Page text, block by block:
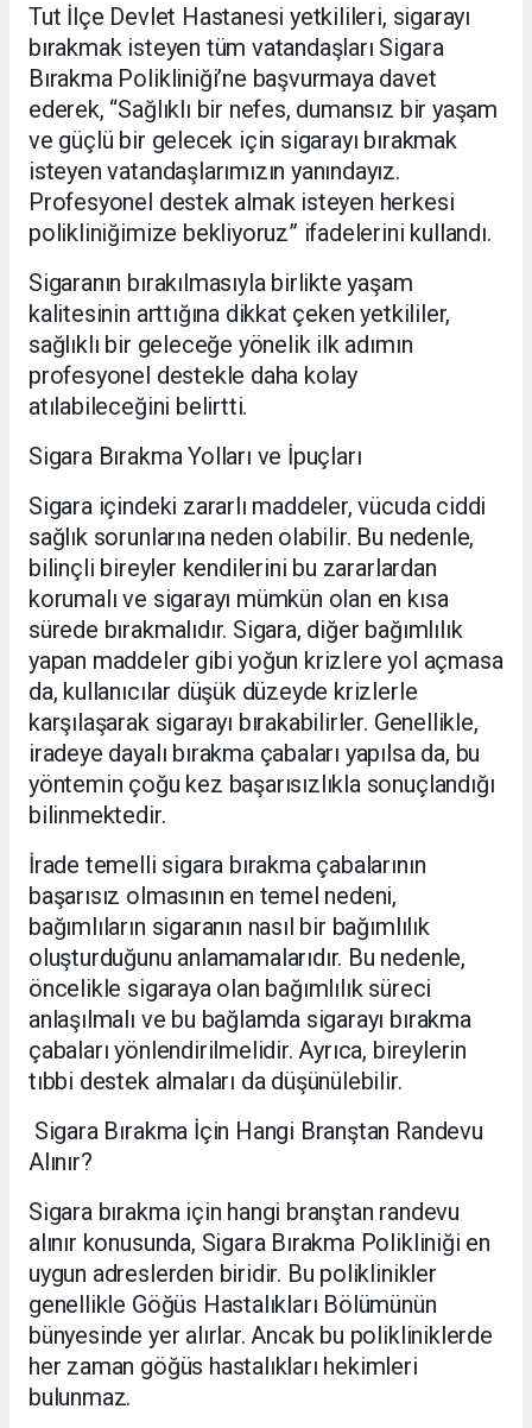
Tut İlçe Devlet Hastanesi yetkilileri, sigarayı
bırakmak isteyen tüm vatandaşları Sigara
Bırakma Polikliniği’ne başvurmaya davet
ederek, “Sağlıklı bir nefes, dumansız bir yaşam
ve güçlü bir gelecek için sigarayı bırakmak
isteyen vatandaşlarımızın yanındayız.
Profesyonel destek almak isteyen herkesi
polikliniğimize bekliyoruz” ifadelerini kullandı.
Sigaranın bırakılmasıyla birlikte yaşam
kalitesinin arttığına dikkat çeken yetkililer,
sağlıklı bir geleceğe yönelik ilk adımın
profesyonel destekle daha kolay
atılabileceğini belirtti.
Sigara Bırakma Yolları ve İpuçları
Sigara içindeki zararlı maddeler, vücuda ciddi
sağlık sorunlarına neden olabilir. Bu nedenle,
bilinçli bireyler kendilerini bu zararlardan
korumalı ve sigarayı mümkün olan en kısa
sürede bırakmalıdır. Sigara, diğer bağımlılık
yapan maddeler gibi yoğun krizlere yol açmasa
da, kullanıcılar düşük düzeyde krizlerle
karşılaşarak sigarayı bırakabilirler. Genellikle,
iradeye dayalı bırakma çabaları yapılsa da, bu
yöntemin çoğu kez başarısızlıkla sonuçlandığı
bilinmektedir.
İrade temelli sigara bırakma çabalarının
başarısız olmasının en temel nedeni,
bağımlıların sigaranın nasıl bir bağımlılık
oluşturduğunu anlamamalarıdır. Bu nedenle,
öncelikle sigaraya olan bağımlılık süreci
anlaşılmalı ve bu bağlamda sigarayı bırakma
çabaları yönlendirilmelidir. Ayrıca, bireylerin
tıbbi destek almaları da düşünülebilir.
Sigara Bırakma İçin Hangi Branştan Randevu
Alınır?
Sigara bırakma için hangi branştan randevu
alınır konusunda, Sigara Bırakma Polikliniği en
uygun adreslerden biridir. Bu poliklinikler
genellikle Göğüs Hastalıkları Bölümünün
bünyesinde yer alırlar. Ancak bu polikliniklerde
her zaman göğüs hastalıkları hekimleri
bulunmaz.